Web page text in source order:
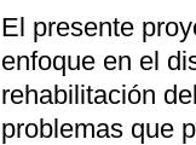
El presente
enfoque en el
rehabilitación
problemas que